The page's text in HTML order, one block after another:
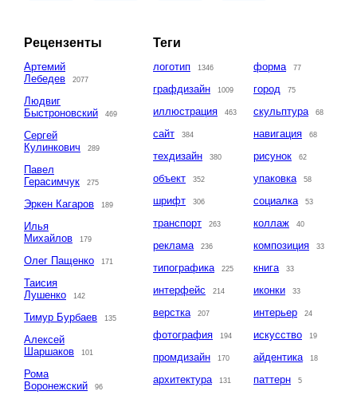
Рецензенты
Артемий
Лебедев
2077
Людвиг
Быстроновский
469
Сергей
Кулинкович
289
Павел
Герасимчук
275
Эркен Кагаров 189
Илья
Михайлов
179
Олег Пащенко 171
Таисия
Лушенко
142
Тимур Бурбаев 135
Алексей
Шаршаков
101
Рома
Воронежский
96
Теги
логотип 1346
графдизайн 1009
иллюстрация 463
сайт 384
техдизайн 380
объект 352
шрифт 306
транспорт 263
реклама 236
типографика 225
интерфейс 214
верстка 207
фотография 194
промдизайн 170
архитектура 131
форма 77
город 75
скульптура 68
навигация 68
рисунок 62
упаковка 58
социалка 53
коллаж 40
композиция 33
книга 33
иконки 33
интерьер 24
искусство 19
айдентика 18
паттерн 5